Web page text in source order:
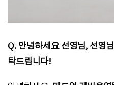
Q. 안녕하세요 선영님, 선영
탁드립니다!